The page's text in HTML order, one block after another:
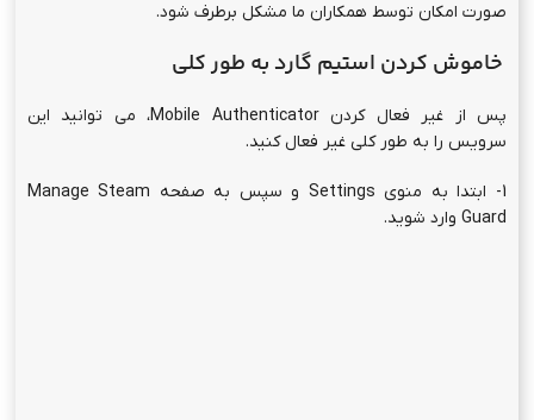
صورت امکان توسط همکاران ما مشکل برطرف شود.
خاموش کردن استیم گارد به طور کلی
پس از غیر فعال کردن Mobile Authenticator، می توانید این
سرویس را به طور کلی غیر فعال کنید.
1- ابتدا به منوی Settings و سپس به صفحه Manage Steam
Guard وارد شوید.